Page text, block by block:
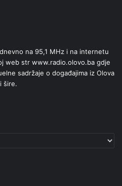
na 95,1 MHz i na internetu
web str www.radio.olovo.ba gdje
sadržaje o događajima iz Olova
i šire.